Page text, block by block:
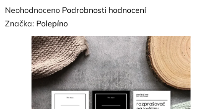
Průměrné
hodnocení
produktu
hvězdiček.
Neohodnoceno Podrobnosti hodnocení
Značka: Polepíno